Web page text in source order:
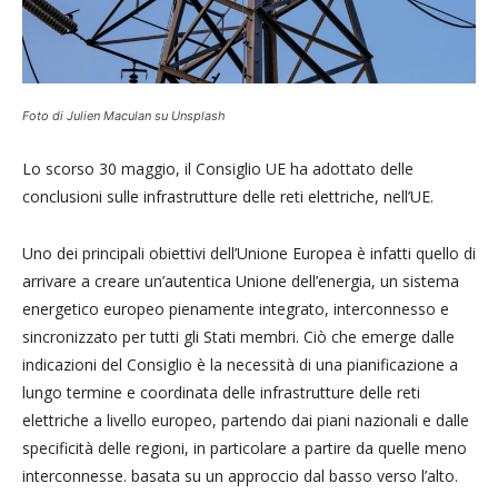
Foto di Julien Maculan su Unsplash
Lo scorso 30 maggio, il Consiglio UE ha adottato delle
conclusioni sulle infrastrutture delle reti elettriche, nell’UE.
Uno dei principali obiettivi dell’Unione Europea è infatti quello di
arrivare a creare un’autentica Unione dell’energia, un sistema
energetico europeo pienamente integrato, interconnesso e
sincronizzato per tutti gli Stati membri. Ciò che emerge dalle
indicazioni del Consiglio è la necessità di una pianificazione a
lungo termine e coordinata delle infrastrutture delle reti
elettriche a livello europeo, partendo dai piani nazionali e dalle
specificità delle regioni, in particolare a partire da quelle meno
interconnesse. basata su un approccio dal basso verso l’alto.